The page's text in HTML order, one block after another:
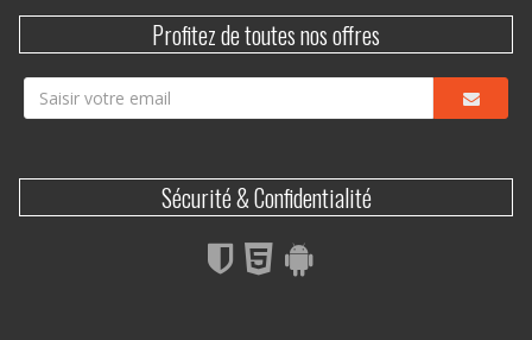
Profitez de toutes nos offres
Sécurité & Confidentialité